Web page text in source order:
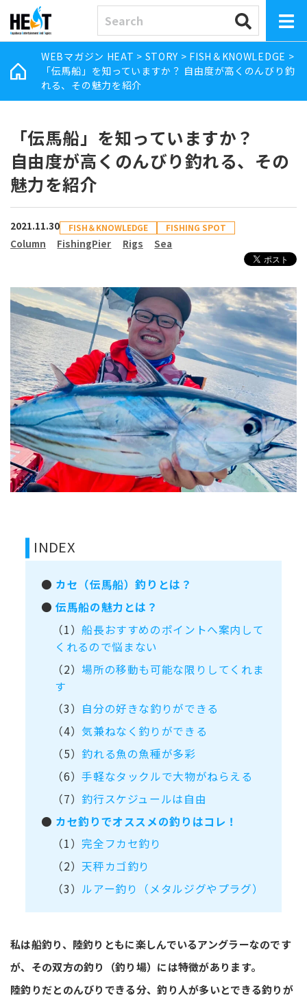
WEBマガジン HEAT > STORY > FISH＆KNOWLEDGE >
「伝馬船」を知っていますか？ 自由度が高くのんびり釣
れる、その魅力を紹介
「伝馬船」を知っていますか？
自由度が高くのんびり釣れる、その
魅力を紹介
2021.11.30 FISH＆KNOWLEDGE FISHING SPOT
Column FishingPier Rigs Sea
INDEX
● カセ（伝馬船）釣りとは？
●伝馬船の魅力とは？
（1）船長おすすめのポイントへ案内して
くれるので悩まない
（2） 場所の移動も可能な限りしてくれま
す
（3） 自分の好きな釣りができる
（4）気兼ねなく釣りができる
（5） 釣れる魚の魚種が多彩
（6）手軽なタックルで大物がねらえる
（7） 釣行スケジュールは自由
● カセ釣りでオススメの釣りはコレ！
（1） 完全フカセ釣り
（2）天秤カゴ釣り
（3） ルアー釣り（メタルジグやプラグ）
私は船釣り、陸釣りともに楽しんでいるアングラーなのです
が、その双方の釣り（釣り場）には特徴があります。
陸釣りだとのんびりできる分、釣り人が多いとできる釣りが